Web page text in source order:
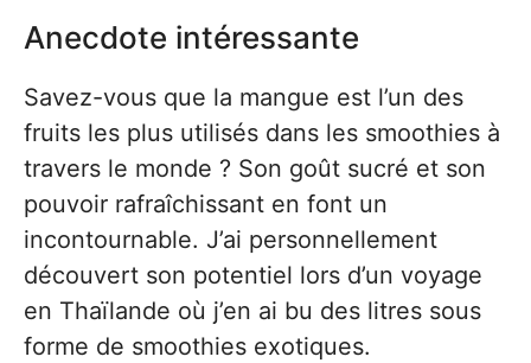
Anecdote intéressante
Savez-vous que la mangue est l’un des
fruits les plus utilisés dans les smoothies à
travers le monde ? Son goût sucré et son
pouvoir rafraîchissant en font un
incontournable. J’ai personnellement
découvert son potentiel lors d’un voyage
en Thaïlande où j’en ai bu des litres sous
forme de smoothies exotiques.